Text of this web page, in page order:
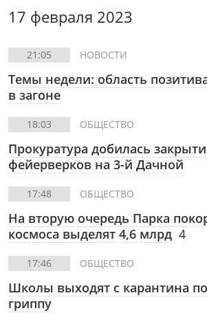
17 февраля 2023
21:05 НОВОСТИ
Темы недели: область
в загоне
18:03 ОБЩЕСТВО
Прокуратура добилась
фейерверков на 3-й Дачной
17:48 ОБЩЕСТВО
На вторую очередь Парка
космоса выделят 4,6 млрд 4
17:46 ОБЩЕСТВО
Школы выходят с карантина
гриппу